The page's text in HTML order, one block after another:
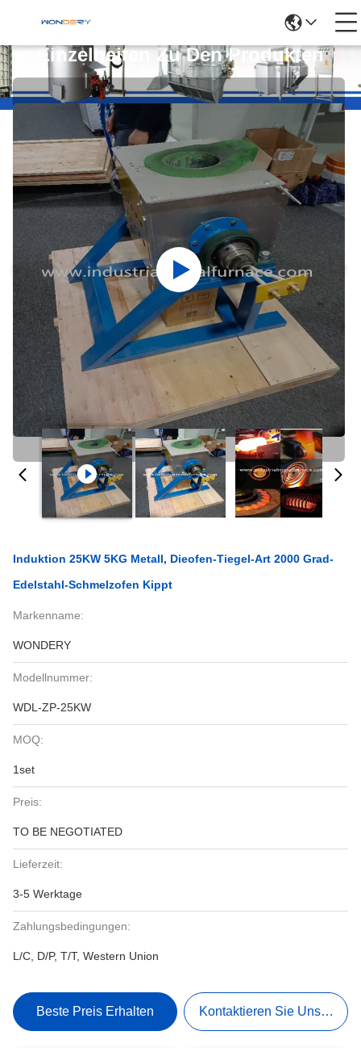
Einzelheiten Zu Den Produkten
Induktion 25KW 5KG Metall, Dieofen-Tiegel-Art 2000 Grad-
Edelstahl-Schmelzofen Kippt
Markenname:
WONDERY
Modellnummer:
WDL-ZP-25KW
MOQ:
1set
Preis:
TO BE NEGOTIATED
Lieferzeit:
3-5 Werktage
Zahlungsbedingungen:
L/C, D/P, T/T, Western Union
Beste Preis Erhalten Kontaktieren Sie Uns Jetzt